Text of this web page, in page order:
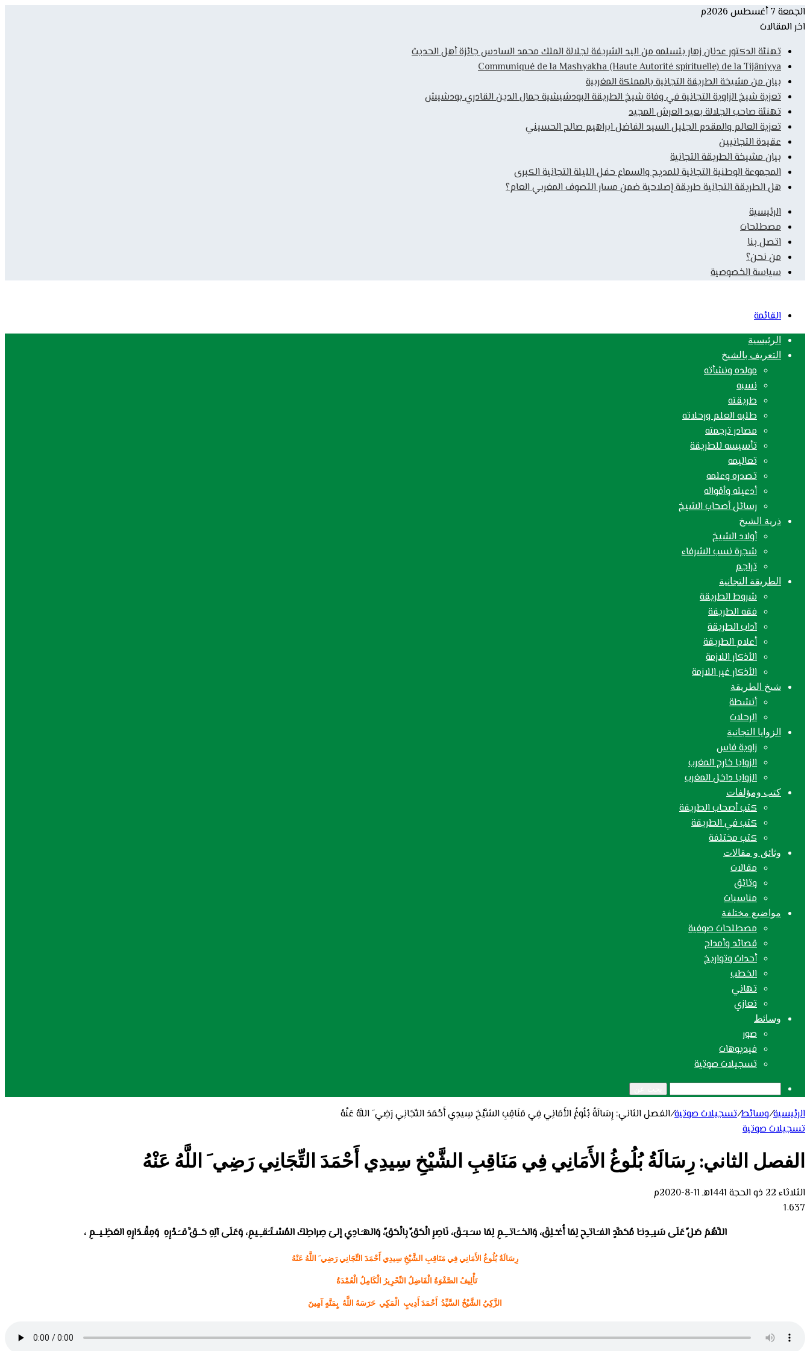
الجمعة 7 أغسطس 2026م
اخر المقالات
تهنئة الدكتور عدنان زهار بتسلمه من اليد الشريفة لجلالة الملك محمد السادس جائزة أهل الحديث
Communiqué de la Mashyakha (Haute Autorité spirituelle) de la Tijâniyya
بيان من مشيخة الطريقة التجانية بالمملكة المغربية
تعزية شيخ الزاوية التجانية في وفاة شيخ الطريقة البودشيشية جمال الدين القادري بودشيش
تهنئة صاحب الجلالة بعيد العرش المجيد
تعزية العالم والمقدم الجليل السيد الفاضل ابراهيم صالح الحسيني
عقيدة التجانيين
بيان مشيخة الطريقة التجانية
المجموعة الوطنية التجانية للمديح والسماع حفل الليلة التجانية الكبرى
هل الطريقة التجانية طريقة إصلاحية ضمن مسار التصوف المغربي العام؟
الرئيسية
مصطلحات
اتصل بنا
من نحن؟
سياسة الخصوصية
القائمة
الرئيسية
التعريف بالشيخ
مولده ونشأته
نسبه
طريقته
طلبه العلم ورحلاته
مصادر ترجمته
تأسيسه للطريقة
تعاليمه
تصدره وعلمه
أدعيته وأقواله
رسائل أصحاب الشيخ
ذرية الشيخ
أولاد الشيخ
شجرة نسب الشرفاء
تراجم
الطريقة التجانية
شروط الطريقة
فقه الطريقة
آداب الطريقة
أعلام الطريقة
الأذكار اللازمة
الأذكار غير اللازمة
شيخ الطريقة
أنشطة
الرحلات
الزوايا التجانية
زاوية فاس
الزوايا خارج المغرب
الزوايا داخل المغرب
كتب ومؤلفات
كتب أصحاب الطريقة
كتب في الطريقة
كتب مختلفة
وثائق و مقالات
مقالات
وثائق
مناسبات
مواضيع مختلفة
مصطلحات صوفية
قصائد وأمداح
أحداث وتواريخ
الخطب
تهاني
تعازي
وسائط
صور
فيديوهات
تسجيلات صوتية
الرئيسية/وسائط/تسجيلات صوتية/الفصل الثاني: رِسَالَةُ بُلُوغُ الأَمَانِي فِي مَنَاقِبِ الشَّيْخِ سِيدِي أَحْمَدَ التِّجَانِي رَضِي َ اللَّهُ عَنْهُ
تسجيلات صوتية
الفصل الثاني: رِسَالَةُ بُلُوغُ الأَمَانِي فِي مَنَاقِبِ الشَّيْخِ سِيدِي أَحْمَدَ التِّجَانِي رَضِي َ اللَّهُ عَنْهُ
الثلاثاء 22 ذو الحجة 1441هـ 11-8-2020م
1٬637
اللَّهُمَ صَلِّ عَلَى سَيـِـدِنـَا مُحَمَّدٍ الفـَـاتـِحِ لِمَا أُغـْـلِقَ، وَالخــَـاتــِـمِ لِمَا سـَـبـَـقَ، نَاصِرِ الْحَقِّ بِالْحَقِّ، وَالهـَـادِي إلىَ صِراطِكَ المُسْـتَـَقـِـيمِ، وَعَلَى آلِهِ حَــقَّ قــَـدْرِهِ وَمِقْـدَارِهِ العَظِـيــمِ ،
رِسَالَةُ بُلُوغُ الأَمَانِي فِي مَنَاقِبِ الشَّيْخِ سِيدِي أَحْمَدَ التِّجَانِي رَضِي َ اللَّهُ عَنْهُ
تَأْلِيفُ الصَّفْوَةُ الْفَاضِلُ النِّحْرِيرُ الْكَامِلُ الْعُمْدَةُ
الزَّكِيُ الشَّيْخُ السَّيِّدُ أَحْمَدَ أَدِيبٍ الْمَكٍي حَرَسَهُ اللَّهُ بٍمَنَّهٍ آمٍينَ